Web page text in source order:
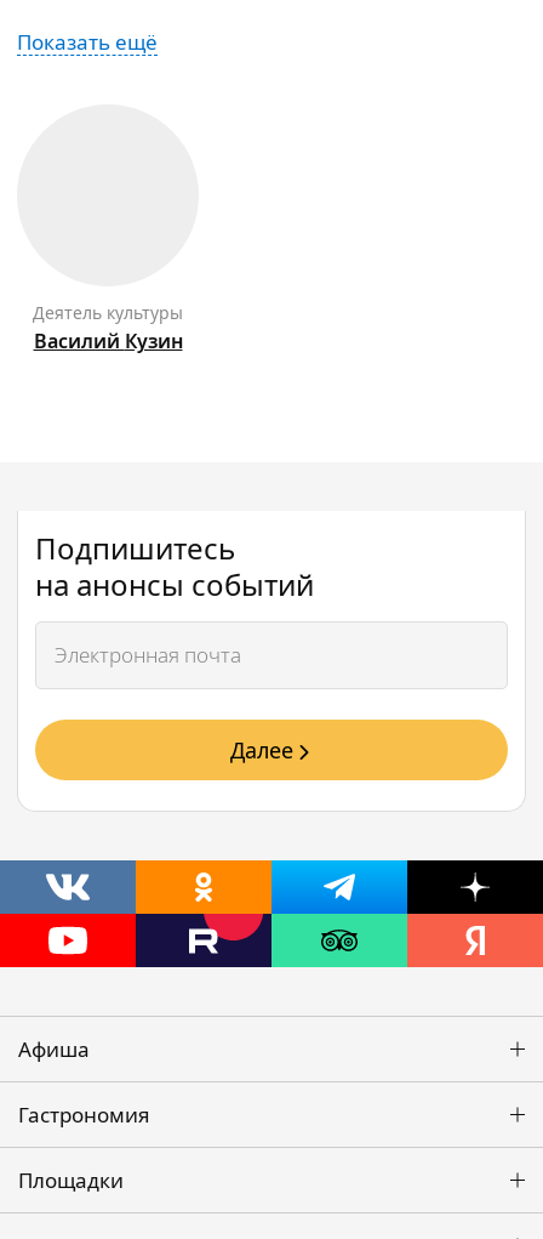
Показать ещё
Деятель культуры
Василий Кузин
Подпишитесь
на анонсы событий
Далее
Афиша
Гастрономия
Площадки